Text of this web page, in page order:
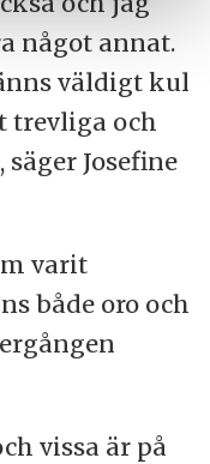
något annat.
väldigt kul
trevliga och
Josefine
varit
både oro och
vissa är på